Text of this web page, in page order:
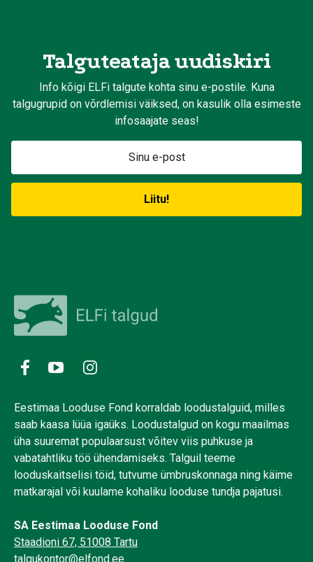
Talguteataja uudiskiri
Info kõigi ELFi talgute kohta sinu e-postile. Kuna
talgugrupid on võrdlemisi väiksed, on kasulik olla esimeste
infosaajate seas!
Eestimaa Looduse Fond korraldab loodustalguid, milles
saab kaasa lüüa igaüks. Loodustalgud on kogu maailmas
üha suuremat populaarsust võitev viis puhkuse ja
vabatahtliku töö ühendamiseks. Talguil teeme
looduskaitselisi töid, tutvume ümbruskonnaga ning käime
matkarajal või kuulame kohaliku looduse tundja pajatusi.
SA Eestimaa Looduse Fond
Staadioni 67, 51008 Tartu
talgukontor@elfond.ee